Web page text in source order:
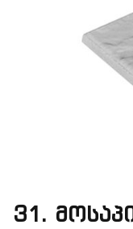
31.